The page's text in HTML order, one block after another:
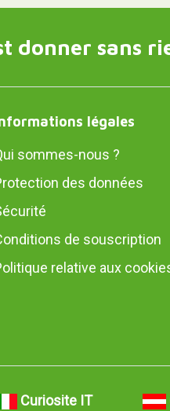
donner sans
légales
sommes-nous ?
des données
de souscription
relative aux
Curiosite IT